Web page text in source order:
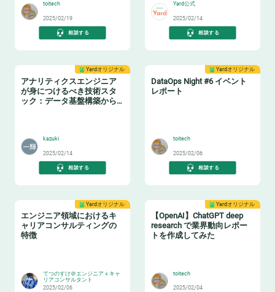
toitech
2025/02/19
相談する
Yard公式
2025/02/14
相談する
Yardオリジナル
アナリティクスエンジニア
が身につけるべき技術スタ
ック：データ基盤構築からBI
kazuki
2025/02/14
相談する
Yardオリジナル
DataOps Night #6 イベント
レポート
toitech
2025/02/06
相談する
Yardオリジナル
エンジニア領域におけるキ
ャリアコンサルティングの
特徴
てつのすけ＠エンジニアｘキャ
リアコンサルタント
2025/02/06
Yardオリジナル
【OpenAI】ChatGPT deep
research で業界動向レポー
トを作成してみた
toitech
2025/02/04